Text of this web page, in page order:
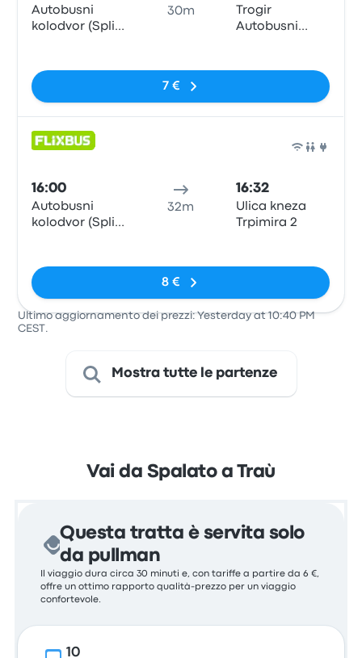
Autobusni
kolodvor (Split
30m
Trogir
Autobusni
7 €
16:00
Autobusni
kolodvor (Split
32m
16:32
Ulica kneza
Trpimira 2
8 €
Ultimo aggiornamento dei prezzi: Yesterday at 10:40 PM
CEST.
Mostra tutte le partenze
Vai da Spalato a Traù
Questa tratta è servita solo
da pullman
Il viaggio dura circa 30 minuti e, con tariffe a partire da 6 €,
offre un ottimo rapporto qualità-prezzo per un viaggio
confortevole.
10